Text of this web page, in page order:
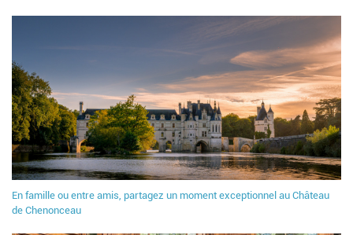
En famille ou entre amis, partagez un moment exceptionnel au Château
de Chenonceau